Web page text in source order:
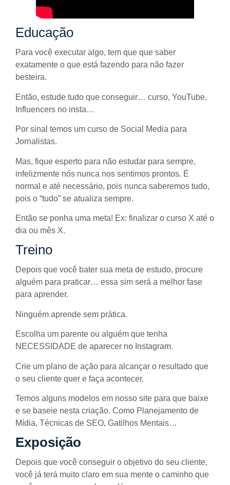
Educação
Para você executar algo, tem que que saber
exatamente o que está fazendo para não fazer
besteira.
Então, estude tudo que conseguir… curso, YouTube,
Influencers no insta…
Por sinal temos um curso de Social Media para
Jornalistas.
Mas, fique esperto para não estudar para sempre,
infelizmente nós nunca nos sentimos prontos. É
normal e até necessário, pois nunca saberemos tudo,
pois o “tudo” se atualiza sempre.
Então se ponha uma meta! Ex: finalizar o curso X até o
dia ou mês X.
Treino
Depois que você bater sua meta de estudo, procure
alguém para praticar… essa sim será a melhor fase
para aprender.
Ninguém aprende sem prática.
Escolha um parente ou alguém que tenha
NECESSIDADE de aparecer no Instagram.
Crie um plano de ação para alcançar o resultado que
o seu cliente quer e faça acontecer.
Temos alguns modelos em nosso site para que baixe
e se baseie nesta criação. Como Planejamento de
Mídia, Técnicas de SEO, Gatilhos Mentais…
Exposição
Depois que você conseguir o objetivo do seu cliente,
você já terá muito claro em sua mente o caminho que